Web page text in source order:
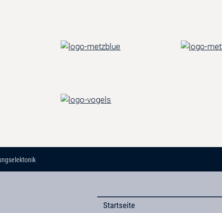
Startseite